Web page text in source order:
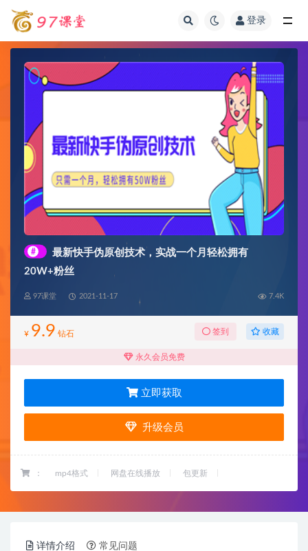
登录
#
最新快手伪原创技术，实战一个月轻松拥有
20W+粉丝
97课堂 2021-11-17 7.4K
¥ 9.9 钻石 签到 收藏
永久会员免费
立即获取
升级会员
： mp4格式 网盘在线播放 包更新
详情介绍 常见问题